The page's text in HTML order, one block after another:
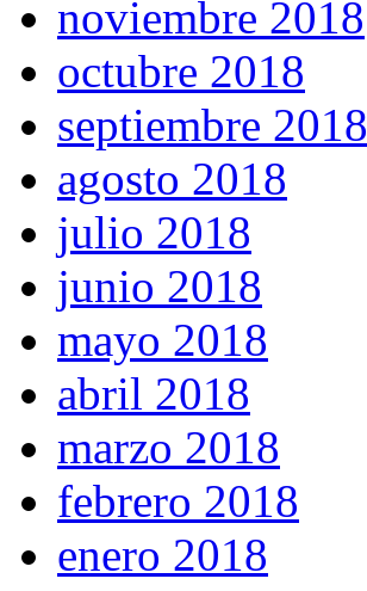
noviembre 2018
octubre 2018
septiembre 2018
agosto 2018
julio 2018
junio 2018
mayo 2018
abril 2018
marzo 2018
febrero 2018
enero 2018